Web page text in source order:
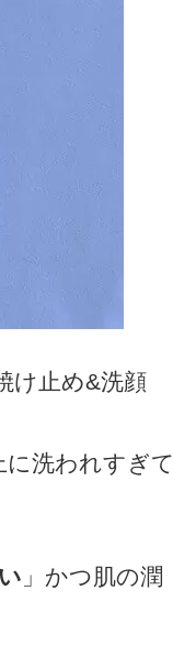
け止め&洗顔
洗われすぎて
」かつ肌の潤